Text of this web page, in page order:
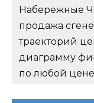
Набережные
продажа
траекторий
диаграмму
по любой цене